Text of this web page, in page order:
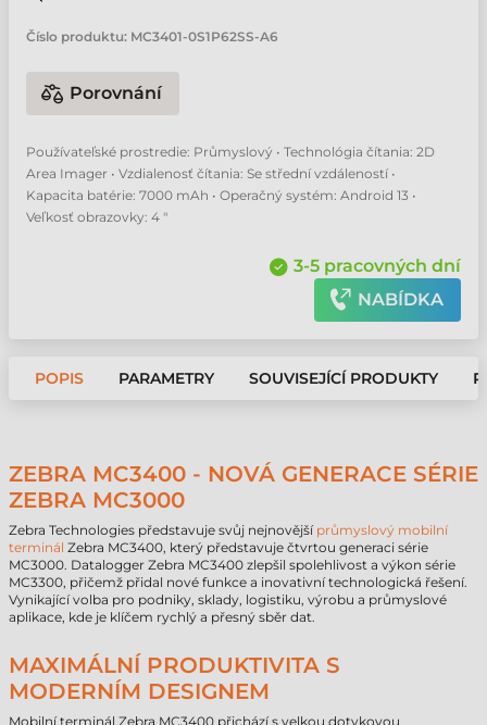
Číslo produktu: MC3401-0S1P62SS-A6
Porovnání
Používateľské prostredie: Průmyslový • Technológia čítania: 2D
Area Imager • Vzdialenosť čítania: Se střední vzdáleností •
Kapacita batérie: 7000 mAh • Operačný systém: Android 13 •
Veľkosť obrazovky: 4 "
3-5 pracovných dní
NABÍDKA
POPIS PARAMETRY SOUVISEJÍCÍ PRODUKTY
ZEBRA MC3400 - NOVÁ GENERACE SÉRIE
ZEBRA MC3000
Zebra Technologies představuje svůj nejnovější průmyslový mobilní
terminál Zebra MC3400, který představuje čtvrtou generaci série
MC3000. Datalogger Zebra MC3400 zlepšil spolehlivost a výkon série
MC3300, přičemž přidal nové funkce a inovativní technologická řešení.
Vynikající volba pro podniky, sklady, logistiku, výrobu a průmyslové
aplikace, kde je klíčem rychlý a přesný sběr dat.
MAXIMÁLNÍ PRODUKTIVITA S
MODERNÍM DESIGNEM
Mobilní terminál Zebra MC3400 přichází s velkou dotykovou